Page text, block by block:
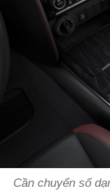
Cần chuyển số